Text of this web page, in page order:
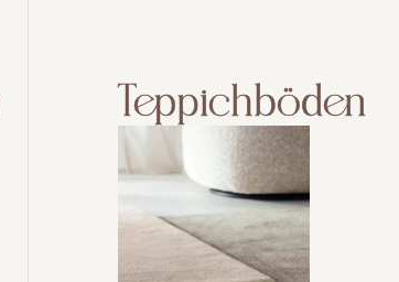
Teppichböden